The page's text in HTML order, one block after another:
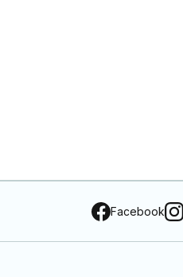
Facebook